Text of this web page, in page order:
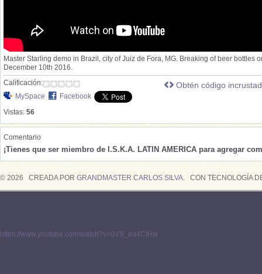
Master Starling demo in Brazil, city of Juiz de Fora, MG. Breaking of beer bottles
December 10th 2016.
Calificación:
MySpace
Facebook
Vistas: 56
Obtén código
Comentario
¡Tienes que ser miembro de I.S.K.A. LATIN AMERICA para agregar
© 2026 CREADA POR GRANDMASTER CARLOS SILVA. CON TECNOLOGÍA
https://www.youtube.com/watch?v=0VS_eu4CIHw